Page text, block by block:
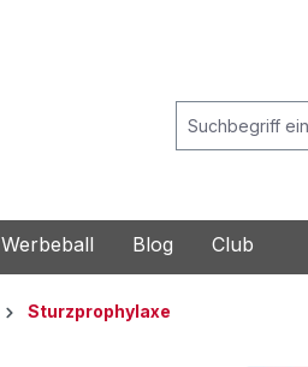
Werbeball Blog Club
Sturzprophylaxe